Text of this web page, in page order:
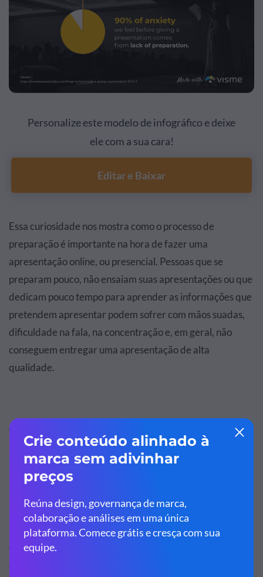
Personalize este modelo de infográfico e deixe
ele com a sua cara!
Editar e Baixar
Essa curiosidade nos mostra como o processo de
preparação é importante na hora de fazer uma
apresentação online, ou presencial. Pessoas que se
preparam pouco, não ensaiam suas apresentações ou que
dedicam pouco tempo para aprender as informações que
pretendem apresentar podem sofrer com mãos suadas,
dificuldade na fala, na concentração e, em geral, não
conseguem entregar uma apresentação de alta
qualidade.
Curiosidades sobre o design de uma
apresentação online
Lá no comecinho deste post nós te contamos que ter
apresentação online de alta qualidade. Okay, não é o
suficiente mesmo, mas é obrigatório! Criar um super
design para seus slides é um item obrigatório para